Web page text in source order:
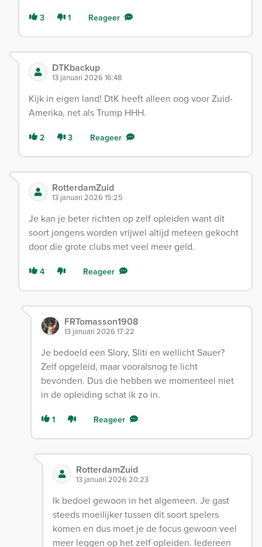
3 1 Reageer
DTKbackup
13 januari 2026 16:48
Kijk in eigen land! DtK heeft alleen oog voor Zuid-
Amerika, net als Trump HHH.
2 3 Reageer
RotterdamZuid
13 januari 2026 15:25
Je kan je beter richten op zelf opleiden want dit
soort jongens worden vrijwel altijd meteen gekocht
door die grote clubs met veel meer geld.
4 Reageer
FRTomasson1908
13 januari 2026 17:22
Je bedoeld een Slory, Sliti en wellicht Sauer?
Zelf opgeleid, maar vooralsnog te licht
bevonden. Dus die hebben we momenteel niet
in de opleiding schat ik zo in.
1 Reageer
RotterdamZuid
13 januari 2026 20:23
Ik bedoel gewoon in het algemeen. Je gast
steeds moeilijker tussen dit soort spelers
komen en dus moet je de focus gewoon veel
meer leggen op het zelf opleiden. Iedereen